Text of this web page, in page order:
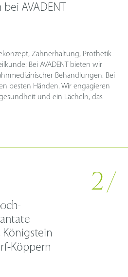
AVADENT
Zahnerhaltung, Prothetik
Bei AVADENT bieten wir
Behandlungen. Bei
besten Händen. Wir engagieren
und ein Lächeln, das
2 /
Köppern